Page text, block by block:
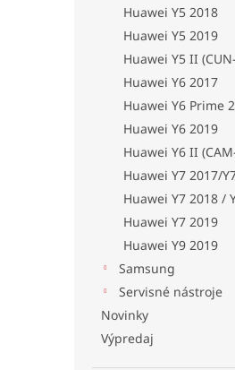
Huawei Y5 2018
Huawei Y5 2019
Huawei Y5 II
Huawei Y6 2017
Huawei Y6 Prime
Huawei Y6 2019
Huawei Y6 II
Huawei Y7 2017/
Huawei Y7 2018 /
Huawei Y7 2019
Huawei Y9 2019
Samsung
Servisné nástroje
Novinky
Výpredaj